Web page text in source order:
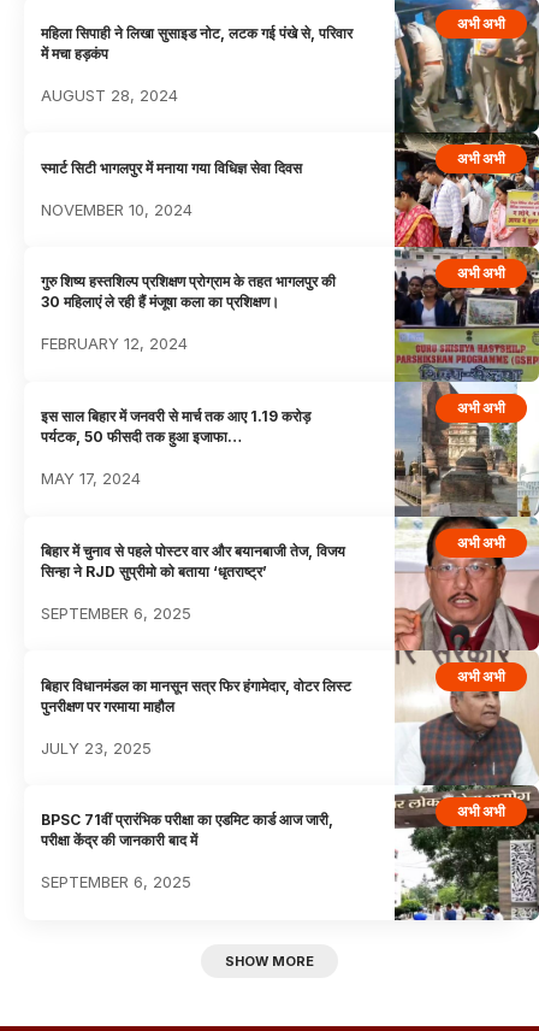
अभी अभी
महिला सिपाही ने लिखा सुसाइड नोट, लटक गई पंखे से, परिवार
में मचा हड़कंप
AUGUST 28, 2024
अभी अभी
स्मार्ट सिटी भागलपुर में मनाया गया विधिज्ञ सेवा दिवस
NOVEMBER 10, 2024
अभी अभी
गुरु शिष्य हस्तशिल्प प्रशिक्षण प्रोग्राम के तहत भागलपुर की
30 महिलाएं ले रही हैं मंजूषा कला का प्रशिक्षण।
FEBRUARY 12, 2024
अभी अभी
इस साल बिहार में जनवरी से मार्च तक आए 1.19 करोड़
पर्यटक, 50 फीसदी तक हुआ इजाफा…
MAY 17, 2024
अभी अभी
बिहार में चुनाव से पहले पोस्टर वार और बयानबाजी तेज, विजय
सिन्हा ने RJD सुप्रीमो को बताया ‘धृतराष्ट्र’
SEPTEMBER 6, 2025
अभी अभी
बिहार विधानमंडल का मानसून सत्र फिर हंगामेदार, वोटर लिस्ट
पुनरीक्षण पर गरमाया माहौल
JULY 23, 2025
अभी अभी
BPSC 71वीं प्रारंभिक परीक्षा का एडमिट कार्ड आज जारी,
परीक्षा केंद्र की जानकारी बाद में
SEPTEMBER 6, 2025
SHOW MORE